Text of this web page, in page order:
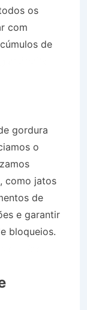
os
com
de
gordura
o
como jatos
de
e garantir
bloqueios.